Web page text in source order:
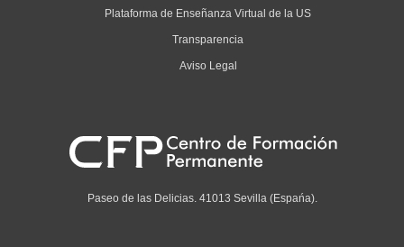
Plataforma de Enseñanza Virtual de la US
Transparencia
Aviso Legal
Paseo de las Delicias. 41013 Sevilla (Espańa).